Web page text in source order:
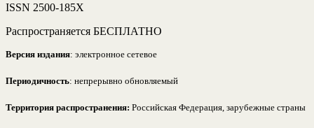
ISSN 2500-185Х
Распространяется БЕСПЛАТНО
Версия издания: электронное сетевое
Периодичность: непрерывно обновляемый
Территория распространения: Российская Федерация, зарубежные страны